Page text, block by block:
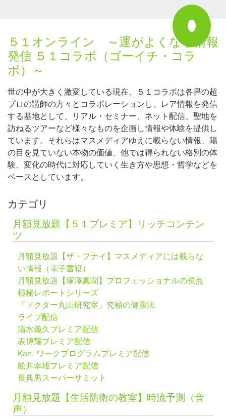
５１オンライン ～運がよくなる情報
発信 ５１コラボ（ゴーイチ・コラ
ボ）～
世の中が大きく激変している現在、５１コラボは各界の超
プロの講師の方々とコラボレーションし、レア情報を発信
する基地として、リアル・セミナー、ネット配信、聖地を
訪ねるツアーなど様々なものを企画し情報や体験を提供し
ています。それらはマスメディアゆえに載らない情報、陽
の目を見ていない本物の価値、他では得られない格別の体
験、変化の時代に対応していく生き方や思想・哲学などを
ベースとしています。
カテゴリ
月額見放題【５１プレミア】リッチコンテン
ツ
月額見放題【ザ・フナイ】マスメディアには載らな
い情報（電子書籍）
月額見放題【塚澤真聞】プロフェッショナルの視点
極秘レポートシリーズ
「ドクター丸山研究室」究極の健康法
ライブ配信
清水義久プレミア配信
表博耀プレミア配信
Kan. ワークプログラムプレミア配信
舩井幸雄プレミア配信
長典男スーパーサミット
月額見放題【生活防衛の教室】時流予測（音
声）